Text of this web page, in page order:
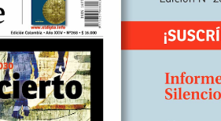
minutos de fama”. Se anticipaba
se lo pidan, sus lugares preferidos,
mejor caracterización y